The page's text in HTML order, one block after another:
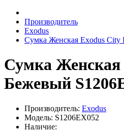
Производитель
Exodus
Сумка Женская Exodus City
Сумка Женская
Бежевый
Производитель: Exodus
Модель: S1206EX052
Наличие: